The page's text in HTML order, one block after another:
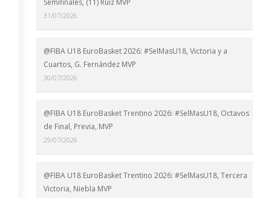
31/07/2026
@FIBA U18 EuroBasket 2026: #SelMasU18, Victoria y a
Cuartos, G. Fernández MVP
30/07/2026
@FIBA U18 EuroBasket Trentino 2026: #SelMasU18, Octavos
de Final, Previa, MVP
29/07/2026
@FIBA U18 EuroBasket Trentino 2026: #SelMasU18, Tercera
Victoria, Niebla MVP